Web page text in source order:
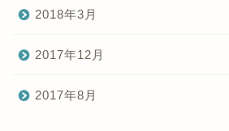
2018年3月
2017年12月
2017年8月